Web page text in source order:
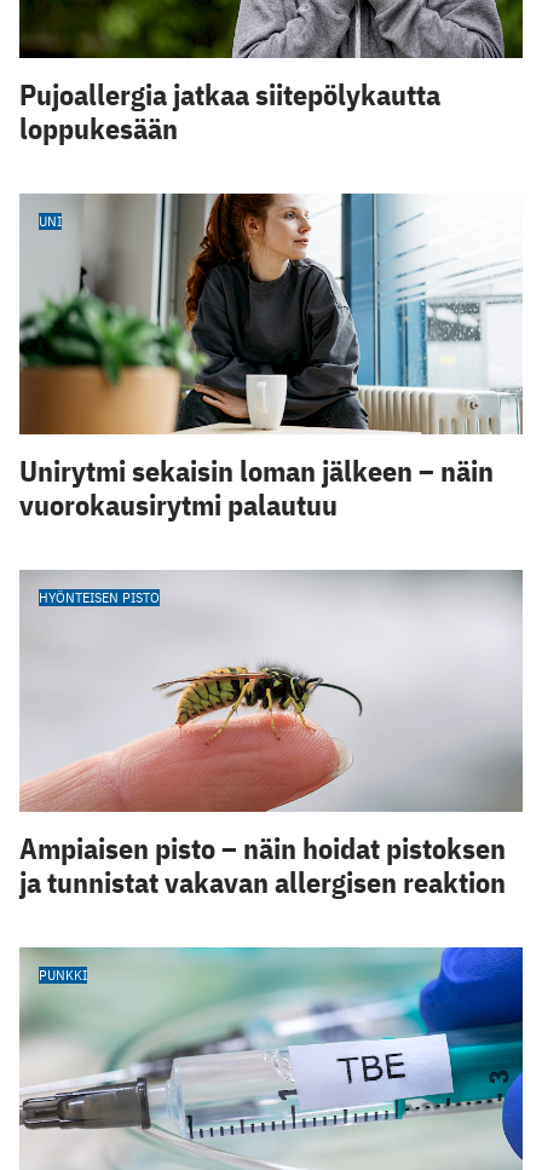
Pujoallergia jatkaa siitepölykautta
loppukesään
UNI
Unirytmi sekaisin loman jälkeen – näin
vuorokausirytmi palautuu
HYÖNTEISEN PISTO
Ampiaisen pisto – näin hoidat pistoksen
ja tunnistat vakavan allergisen reaktion
PUNKKI